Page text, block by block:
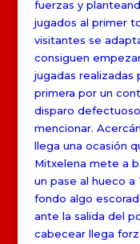
fuerzas y
jugados al primer
visitantes se
consiguen
jugadas realizadas
primera por un
disparo
mencionar.
llega una ocasión
Mitxelena mete a
un pase al hueco a
fondo algo
ante la salida del
cabecear llega